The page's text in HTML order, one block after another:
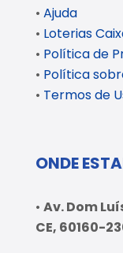
• Ajuda
• Loterias
• Política de
• Política
• Termos de
ONDE
• Av. Dom
CE, 60160-